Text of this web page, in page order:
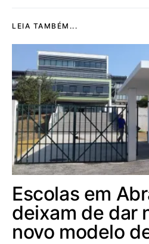
LEIA TAMBÉM...
Escolas em
deixam de dar
novo modelo